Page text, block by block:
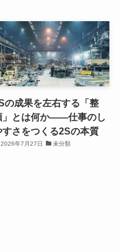
の成果を左右する「整
」とは何か――仕事のし
すさをつくる2Sの本質
2026年7月27日 未分類